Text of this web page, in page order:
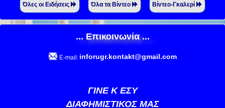
Όλες οι Ειδήσεις Όλα τα Βίντεο Βίντεο-Γκαλερί
... Επικοινωνία ...
E-mail: inforugr.kontakt@gmail.com
ΓΙΝΕ Κ ΕΣΥ
ΔΙΑΦΗΜΙΣΤΙΚΟΣ ΜΑΣ